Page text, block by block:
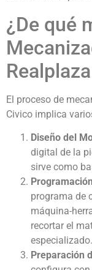
¿De qué
El proceso de
Civico implica
Diseño del
digital de la
sirve como
programa de
máquina-
recortar el
especializado.
Preparación